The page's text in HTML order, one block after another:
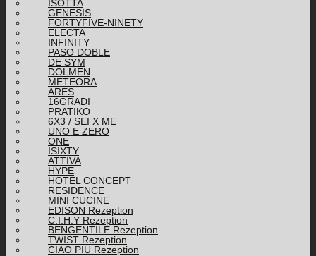
ISOTTA
GENESIS
FORTYFIVE-NINETY
ELECTA
INFINITY
PASO DOBLE
DE SYM
DOLMEN
METEORA
ARES
16GRADI
PRATIKO
6X3 / SEI X ME
UNO E ZERO
ONE
ISIXTY
ATTIVA
HYPE
HOTEL CONCEPT
RESIDENCE
MINI CUCINE
EDISON Rezeption
C.I.H.Y Rezeption
BENGENTILE Rezeption
TWIST Rezeption
CIAO PIÙ Rezeption